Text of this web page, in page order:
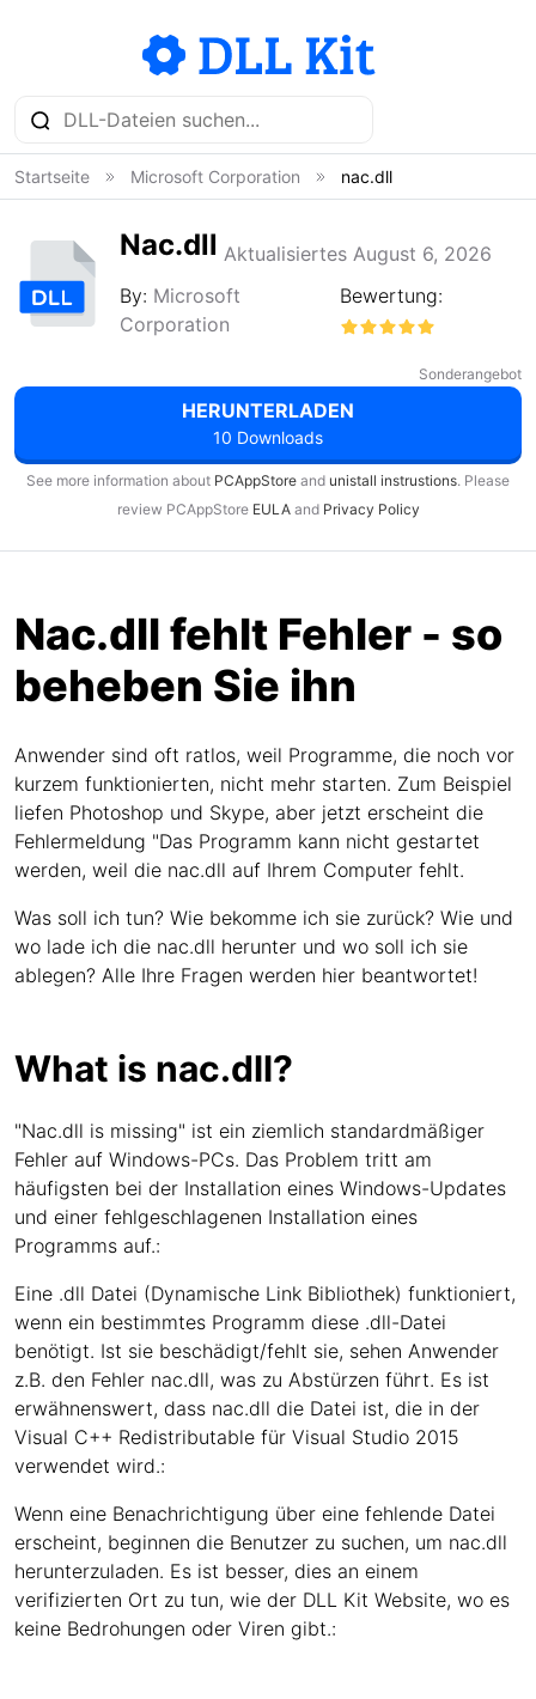
Startseite Microsoft Corporation nac.dll
Nac.dll Aktualisiertes August 6, 2026
By: Microsoft
Corporation
Bewertung:
Sonderangebot
HERUNTERLADEN
10 Downloads
See more information about PCAppStore and unistall instrustions. Please
review PCAppStore EULAand Privacy Policy
Nac.dll fehlt Fehler - so
beheben Sie ihn
Anwender sind oft ratlos, weil Programme, die noch vor
kurzem funktionierten, nicht mehr starten. Zum Beispiel
liefen Photoshop und Skype, aber jetzt erscheint die
Fehlermeldung "Das Programm kann nicht gestartet
werden, weil die nac.dll auf Ihrem Computer fehlt.
Was soll ich tun? Wie bekomme ich sie zurück? Wie und
wo lade ich die nac.dll herunter und wo soll ich sie
ablegen? Alle Ihre Fragen werden hier beantwortet!
What is nac.dll?
"Nac.dll is missing" ist ein ziemlich standardmäßiger
Fehler auf Windows-PCs. Das Problem tritt am
häufigsten bei der Installation eines Windows-Updates
und einer fehlgeschlagenen Installation eines
Programms auf.:
Eine .dll Datei (Dynamische Link Bibliothek) funktioniert,
wenn ein bestimmtes Programm diese .dll-Datei
benötigt. Ist sie beschädigt/fehlt sie, sehen Anwender
z.B. den Fehler nac.dll, was zu Abstürzen führt. Es ist
erwähnenswert, dass nac.dll die Datei ist, die in der
Visual C++ Redistributable für Visual Studio 2015
verwendet wird.:
Wenn eine Benachrichtigung über eine fehlende Datei
erscheint, beginnen die Benutzer zu suchen, um nac.dll
herunterzuladen. Es ist besser, dies an einem
verifizierten Ort zu tun, wie der DLL Kit Website, wo es
keine Bedrohungen oder Viren gibt.: